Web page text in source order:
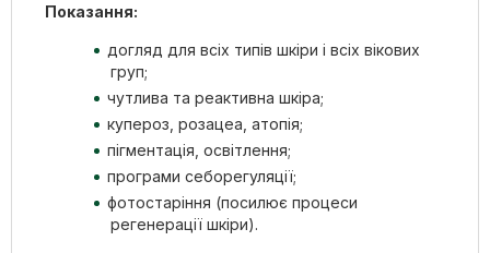
Показання:
догляд для всіх типів шкіри і всіх вікових
груп;
чутлива та реактивна шкіра;
купероз, розацеа, атопія;
пігментація, освітлення;
програми себорегуляції;
фотостаріння (посилює процеси
регенерації шкіри).